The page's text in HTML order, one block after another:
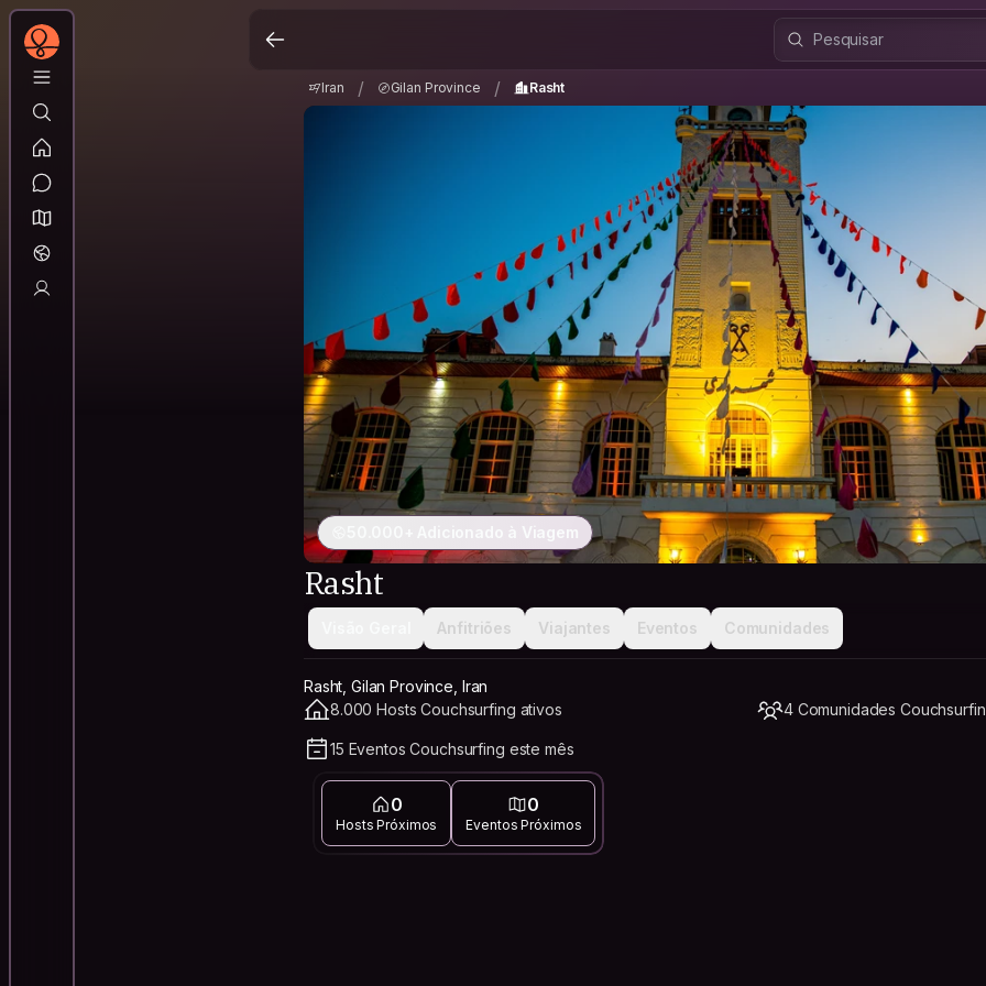
Iran / Gilan Province / Rasht
50.000+ Adicionado à Viagem
Rasht
Anfitriões Viajantes Eventos Comunidades
Rasht, Gilan Province, Iran
8.000 Hosts Couchsurfing ativos
4 Comunidades
15 Eventos Couchsurfing este mês
0
Hosts Próximos
0
Eventos Próximos